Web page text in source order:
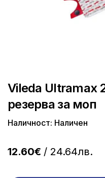
Vileda Ultramax
резерва за моп
Наличност: Наличен
12.60€ / 24.64лв.